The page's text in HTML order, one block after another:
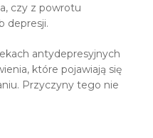
czy z powrotu
depresji.
antydepresyjnych
które pojawiają się
Przyczyny tego nie